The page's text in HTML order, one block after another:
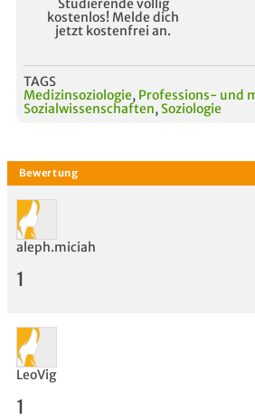
kostenlos! Melde dich
jetzt kostenfrei an.
TAGS
Medizinsoziologie, Professions- und
Sozialwissenschaften, Soziologie
aleph.miciah
1
LeoVig
1